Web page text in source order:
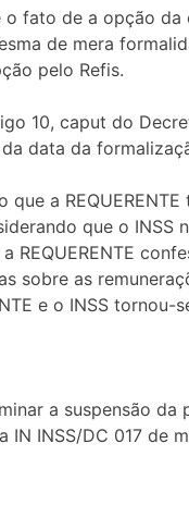
o fato de a opção
de mera
pelo Refis.
10, caput do
data da
que a
que o
REQUERENTE
sobre as
e o INSS
a suspensão
IN INSS/DC 017 de